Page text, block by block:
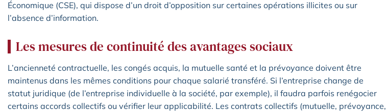
Économique (CSE), qui dispose d’un droit d’opposition sur certaines opérations illicites ou sur
l’absence d’information.
Les mesures de continuité des avantages sociaux
L’ancienneté contractuelle, les congés acquis, la mutuelle santé et la prévoyance doivent être
maintenus dans les mêmes conditions pour chaque salarié transféré. Si l’entreprise change de
statut juridique (de l’entreprise individuelle à la société, par exemple), il faudra parfois renégocier
certains accords collectifs ou vérifier leur applicabilité. Les contrats collectifs (mutuelle, prévoyance,